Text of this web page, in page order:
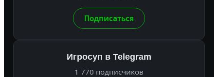
Подписаться
Игросуп в Telegram
1 770 подписчиков